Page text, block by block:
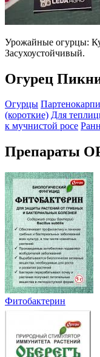
Урожайные огурцы:
Засухоустойчивый.
Огурец
Огурцы
(короткие) Для
к мучнистой росе
Препараты
Фитобактерин